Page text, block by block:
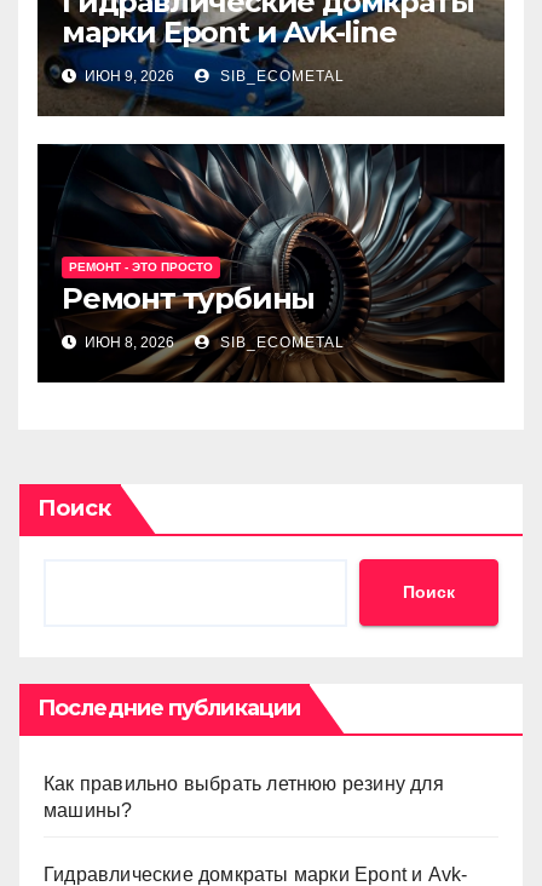
марки Epont и Avk-line
ИЮН 9, 2026 SIB_ECOMETAL
РЕМОНТ - ЭТО ПРОСТО
Ремонт турбины
ИЮН 8, 2026 SIB_ECOMETAL
Поиск
Поиск
Последние публикации
Как правильно выбрать летнюю резину для
машины?
Гидравлические домкраты марки Epont и Avk-